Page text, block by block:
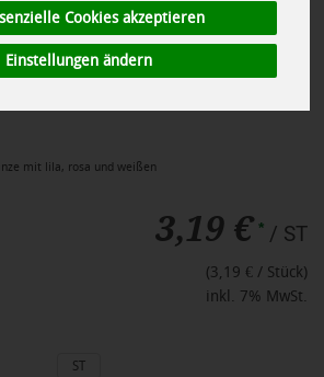
Cookies akzeptieren
Einstellungen ändern
mit lila, rosa und weißen
3,19 € * / ST
(3,19 € / Stück)
inkl. 7% MwSt.
ST